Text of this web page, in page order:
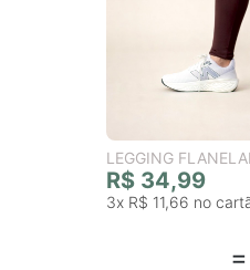
LEGGING
R$ 34,99
3x R$ 11,66